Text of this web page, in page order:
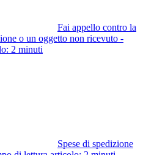
Fai appello contro la
o un oggetto non ricevuto -
2 minuti
Spese di spedizione